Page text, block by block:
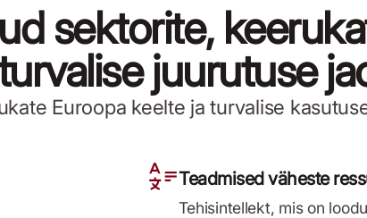
sektorite,
juurutuse
Euroopa keelte ja turvalise
Teadmised väheste
Tehisintellekt, mis on